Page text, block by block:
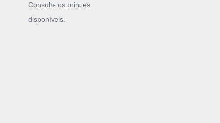
Consulte os brindes
disponíveis.